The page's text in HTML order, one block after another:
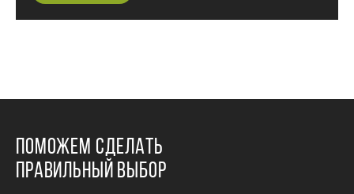
ПОМОЖЕМ СДЕЛАТЬ
ПРАВИЛЬНЫЙ ВЫБОР